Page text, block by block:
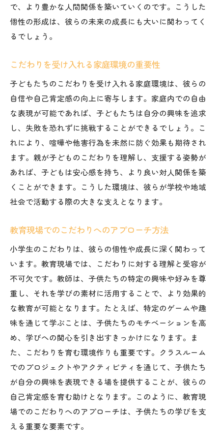
で、より豊かな人間関係を築いていくのです。こうした
個性の形成は、彼らの未来の成長にも大いに関わってく
るでしょう。
こだわりを受け入れる家庭環境の重要性
子どもたちのこだわりを受け入れる家庭環境は、彼らの
自信や自己肯定感の向上に寄与します。家庭内での自由
な表現が可能であれば、子どもたちは自分の興味を追求
し、失敗を恐れずに挑戦することができるでしょう。こ
れにより、喧嘩や他害行為を未然に防ぐ効果も期待され
ます。親が子どものこだわりを理解し、支援する姿勢が
あれば、子どもは安心感を持ち、より良い対人関係を築
くことができます。こうした環境は、彼らが学校や地域
社会で活動する際の大きな支えとなります。
教育現場でのこだわりへのアプローチ方法
小学生のこだわりは、彼らの個性や成長に深く関わって
います。教育現場では、こだわりに対する理解と受容が
不可欠です。教師は、子供たちの特定の興味や好みを尊
重し、それを学びの素材に活用することで、より効果的
な教育が可能となります。たとえば、特定のゲームや趣
味を通じて学ぶことは、子供たちのモチベーションを高
め、学びへの関心を引き出すきっかけになります。ま
た、こだわりを育む環境作りも重要です。クラスルーム
でのプロジェクトやアクティビティを通じて、子供たち
が自分の興味を表現できる場を提供することが、彼らの
自己肯定感を育む助けとなります。このように、教育現
場でのこだわりへのアプローチは、子供たちの学びを支
える重要な要素です。